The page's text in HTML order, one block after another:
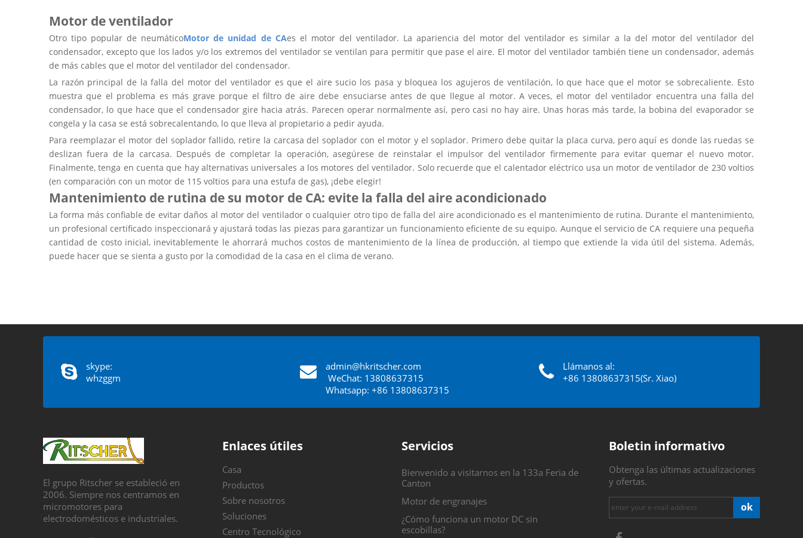
Motor de ventilador
Otro tipo popular de neumáticoMotor de unidad de CAes el motor del ventilador. La apariencia del motor del ventilador es similar a la del motor del ventilador del
condensador, excepto que los lados y/o los extremos del ventilador se ventilan para permitir que pase el aire. El motor del ventilador también tiene un condensador, además
de más cables que el motor del ventilador del condensador.
La razón principal de la falla del motor del ventilador es que el aire sucio los pasa y bloquea los agujeros de ventilación, lo que hace que el motor se sobrecaliente. Esto
muestra que el problema es más grave porque el filtro de aire debe ensuciarse antes de que llegue al motor. A veces, el motor del ventilador encuentra una falla del
condensador, lo que hace que el condensador gire hacia atrás. Parecen operar normalmente así, pero casi no hay aire. Unas horas más tarde, la bobina del evaporador se
congela y la casa se está sobrecalentando, lo que lleva al propietario a pedir ayuda.
Para reemplazar el motor del soplador fallido, retire la carcasa del soplador con el motor y el soplador. Primero debe quitar la placa curva, pero aquí es donde las ruedas se
deslizan fuera de la carcasa. Después de completar la operación, asegúrese de reinstalar el impulsor del ventilador firmemente para evitar quemar el nuevo motor.
Finalmente, tenga en cuenta que hay alternativas universales a los motores del ventilador. Solo recuerde que el calentador eléctrico usa un motor de ventilador de 230 voltios
(en comparación con un motor de 115 voltios para una estufa de gas), ¡debe elegir!
Mantenimiento de rutina de su motor de CA: evite la falla del aire acondicionado
La forma más confiable de evitar daños al motor del ventilador o cualquier otro tipo de falla del aire acondicionado es el mantenimiento de rutina. Durante el mantenimiento,
un profesional certificado inspeccionará y ajustará todas las piezas para garantizar un funcionamiento eficiente de su equipo. Aunque el servicio de CA requiere una pequeña
cantidad de costo inicial, inevitablemente le ahorrará muchos costos de mantenimiento de la línea de producción, al tiempo que extiende la vida útil del sistema. Además,
puede hacer que se sienta a gusto por la comodidad de la casa en el clima de verano.
skype:
whzggm
admin@hkritscher.com
WeChat: 13808637315
Whatsapp: +86 13808637315
Llámanos al:
+86 13808637315(Sr. Xiao)
El grupo Ritscher se estableció en
2006. Siempre nos centramos en
micromotores para
electrodomésticos e industriales.
Enlaces útiles
Casa
Productos
Sobre nosotros
Soluciones
Centro Tecnológico
Servicios
Bienvenido a visitarnos en la 133a Feria de
Canton
Motor de engranajes
¿Cómo funciona un motor DC sin
escobillas?
Boletin informativo
Obtenga las últimas actualizaciones
y ofertas.
ok